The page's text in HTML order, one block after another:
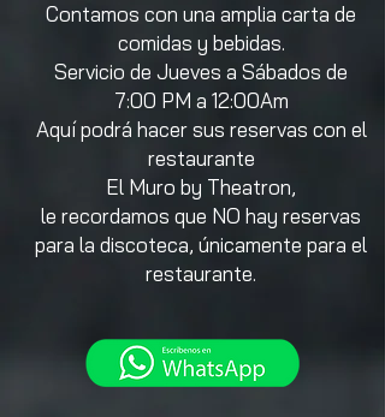
Contamos con una amplia carta de
comidas y bebidas.
Servicio de Jueves a Sábados de
7:00 PM a 12:00Am
Aquí podrá hacer sus reservas con el
restaurante
El Muro by Theatron,
le recordamos que NO hay reservas
para la discoteca, únicamente para el
restaurante.